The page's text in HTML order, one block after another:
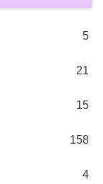
5
21
15
158
4